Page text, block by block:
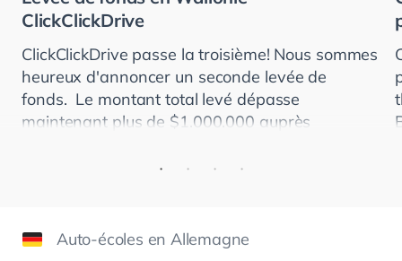
ClickClickDrive
ClickClickDrive passe la troisième! Nous sommes
heureux d'annoncer un seconde levée de
fonds. Le montant total levé dépasse
maintenant plus de $1.000.000 auprès
britanniques. ClickClickDr
Auto-écoles en Allemagne